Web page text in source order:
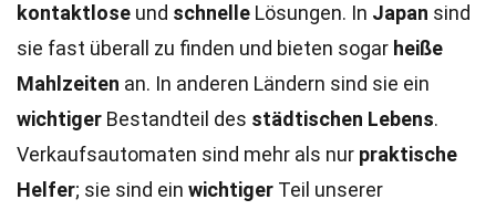
kontaktlose und schnelle Lösungen. In Japan sind
sie fast überall zu finden und bieten sogar heiße
Mahlzeiten an. In anderen Ländern sind sie ein
wichtiger Bestandteil des städtischen Lebens.
Verkaufsautomaten sind mehr als nur praktische
Helfer; sie sind ein wichtiger Teil unserer